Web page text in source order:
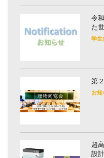
令
た
学生
第
お知
超
設計